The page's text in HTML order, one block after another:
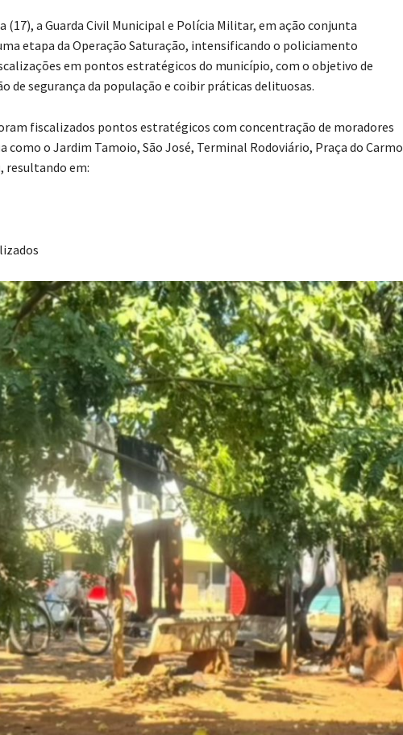
(17), a Guarda Civil Municipal e Polícia Militar, em ação conjunta
etapa da Operação Saturação, intensificando o policiamento
em pontos estratégicos do município, com o objetivo de
de segurança da população e coibir práticas delituosas.
fiscalizados pontos estratégicos com concentração de moradores
como o Jardim Tamoio, São José, Terminal Rodoviário, Praça do Carmo
resultando em: